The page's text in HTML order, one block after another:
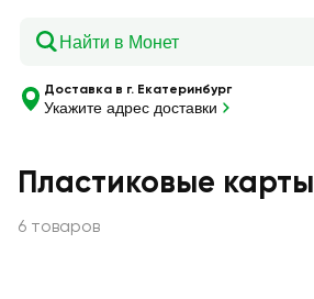
Доставка в г. Екатеринбург
Укажите адрес доставки
Пластиковые карты
6 товаров